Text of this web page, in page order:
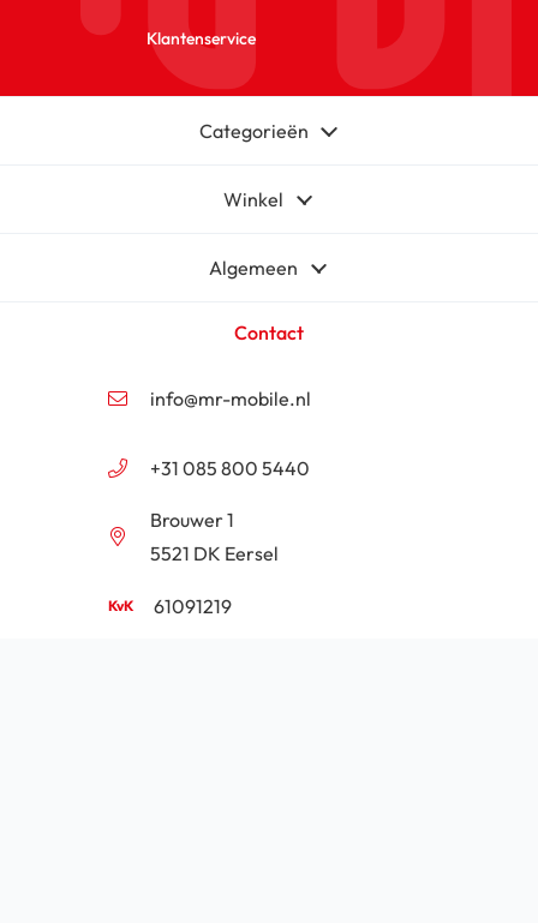
Klantenservice
Categorieën
Winkel
Algemeen
Contact
info@mr-mobile.nl
+31 085 800 5440
Brouwer 1
5521 DK Eersel
61091219